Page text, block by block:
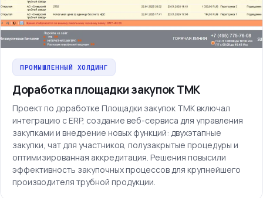
ПРОМЫШЛЕННЫЙ ХОЛДИНГ
Доработка площадки закупок ТМК
Проект по доработке Площадки закупок ТМК включал
интеграцию с ERP, создание веб-сервиса для управления
закупками и внедрение новых функций: двухэтапные
закупки, чат для участников, полузакрытые процедуры и
оптимизированная аккредитация. Решения повысили
эффективность закупочных процессов для крупнейшего
производителя трубной продукции.